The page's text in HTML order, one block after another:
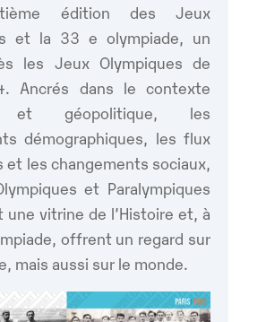
édition des Jeux
et la 33 e olympiade, un
les Jeux Olympiques de
Ancrés dans le contexte
et géopolitique, les
démographiques, les flux
et les changements sociaux,
et Paralympiques
une vitrine de l’Histoire et, à
offrent un regard sur
mais aussi sur le monde.